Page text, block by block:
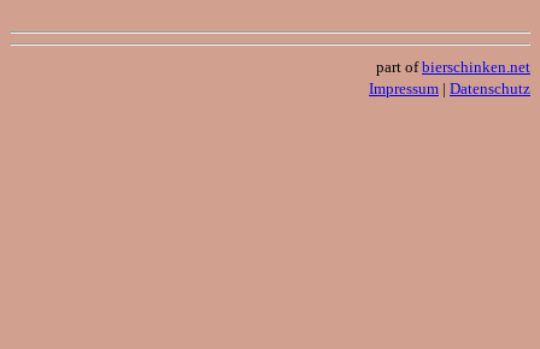
part ofbierschinken.net
Impressum | Datenschutz